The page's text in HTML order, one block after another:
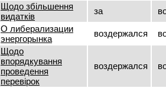
Щодо збільшення
видатків
за
О либерализации
энергорынка
воздержался
Щодо
впорядкування
проведення
перевірок
воздержался